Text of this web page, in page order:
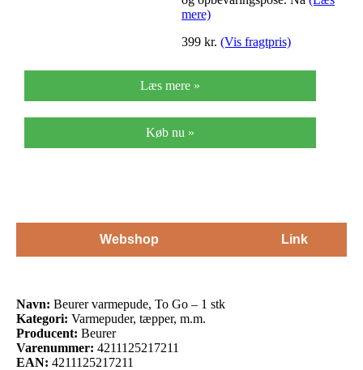
mere)
399 kr. (Vis fragtpris)
Læs mere »
Køb nu »
Webshop Link
Navn: Beurer varmepude, To Go – 1 stk
Kategori: Varmepuder, tæpper, m.m.
Producent: Beurer
Varenummer: 4211125217211
EAN: 4211125217211